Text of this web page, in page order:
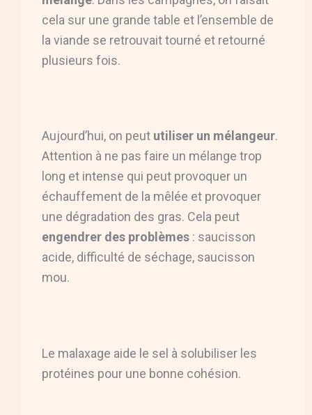
cela sur une grande table et l’ensemble de
la viande se retrouvait tourné et retourné
plusieurs fois.
Aujourd’hui, on peut utiliser un mélangeur.
Attention à ne pas faire un mélange trop
long et intense qui peut provoquer un
échauffement de la mêlée et provoquer
une dégradation des gras. Cela peut
engendrer des problèmes: saucisson
acide, difficulté de séchage, saucisson
mou.
Le malaxage aide le sel à solubiliser les
protéines pour une bonne cohésion.